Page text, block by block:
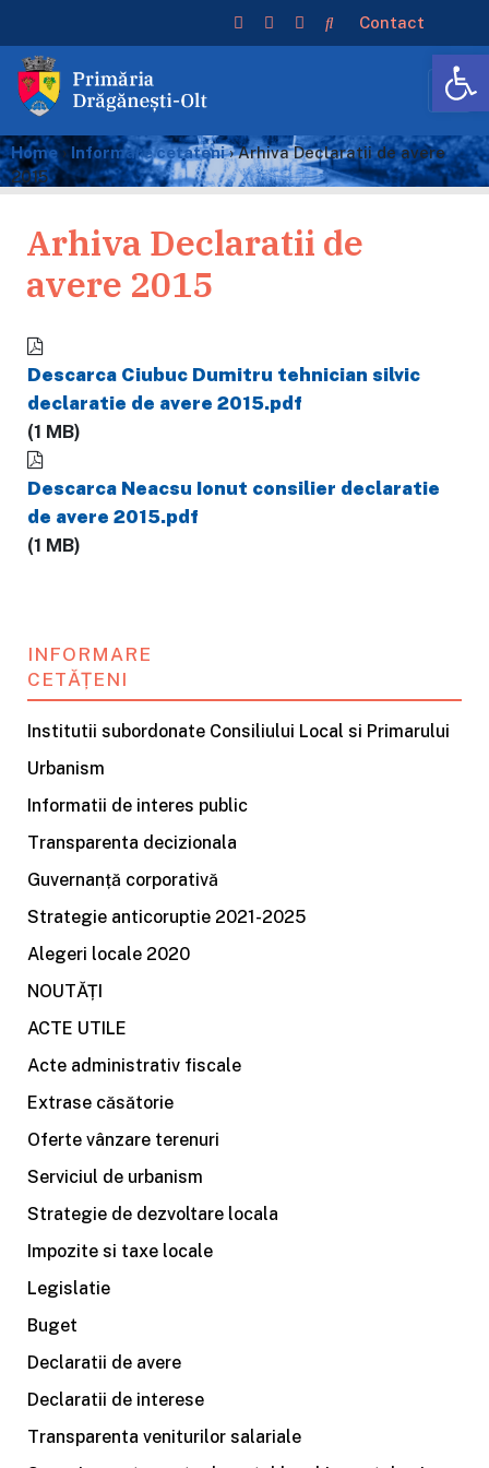
Home›Informare cetateni›Arhiva Declaratii de avere
2015
Contact
Arhiva Declaratii de
avere 2015
Descarca Ciubuc Dumitru tehnician silvic
declaratie de avere 2015.pdf
(1 MB)
Descarca Neacsu Ionut consilier declaratie
de avere 2015.pdf
(1 MB)
INFORMARE
CETĂȚENI
Institutii subordonate Consiliului Local si Primarului
Urbanism
Informatii de interes public
Transparenta decizionala
Guvernanță corporativă
Strategie anticoruptie 2021-2025
Alegeri locale 2020
NOUTĂȚI
ACTE UTILE
Acte administrativ fiscale
Extrase căsătorie
Oferte vânzare terenuri
Serviciul de urbanism
Strategie de dezvoltare locala
Impozite si taxe locale
Legislatie
Buget
Declaratii de avere
Declaratii de interese
Transparenta veniturilor salariale